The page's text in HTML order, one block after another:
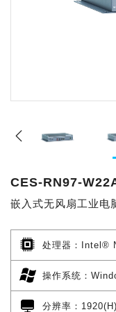
CES-RN97-
嵌入式无风扇工业电
处理器：Intel®
操作系统：
分辨率：